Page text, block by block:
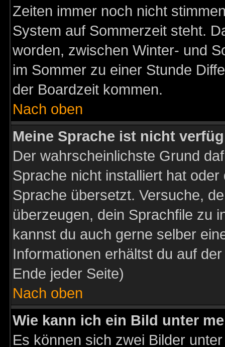
Zeiten immer noch nicht
System auf Sommerzeit steht.
worden, zwischen Winter- und
im Sommer zu einer Stunde
der Boardzeit kommen.
Nach oben
Meine Sprache ist nicht
Der wahrscheinlichste Grund
Sprache nicht installiert hat
Sprache übersetzt. Versuche,
überzeugen, dein Sprachfile zu
kannst du auch gerne selber
Informationen erhältst du auf
Ende jeder Seite)
Nach oben
Wie kann ich ein Bild unter
Es können sich zwei Bilder